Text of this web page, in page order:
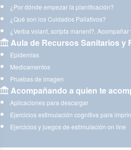
¿Por dónde empezar la planificación?
¿Qué son los Cuidados Paliativos?
¿Verba volant, scripta manent?. Acompañar
Aula de Recursos Sanitarios y
Epidemias
Medicamentos
Pruebas de imagen
Acompañando a quien te
Aplicaciones para descargar
Ejercicios estimulación cognitiva para
Ejercicios y juegos de estimulación on line